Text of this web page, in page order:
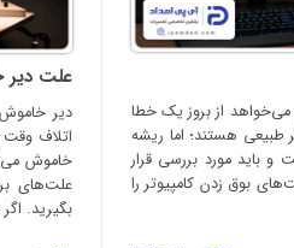
می‌خواهد از بروز یک خطا
طبیعی هستند؛ اما ریشه
باید مورد بررسی قرار
بوق زدن کامپیوتر را
علت دیر
دیر
اتلاف وقت
خاموش
علت‌های
بگیرید.